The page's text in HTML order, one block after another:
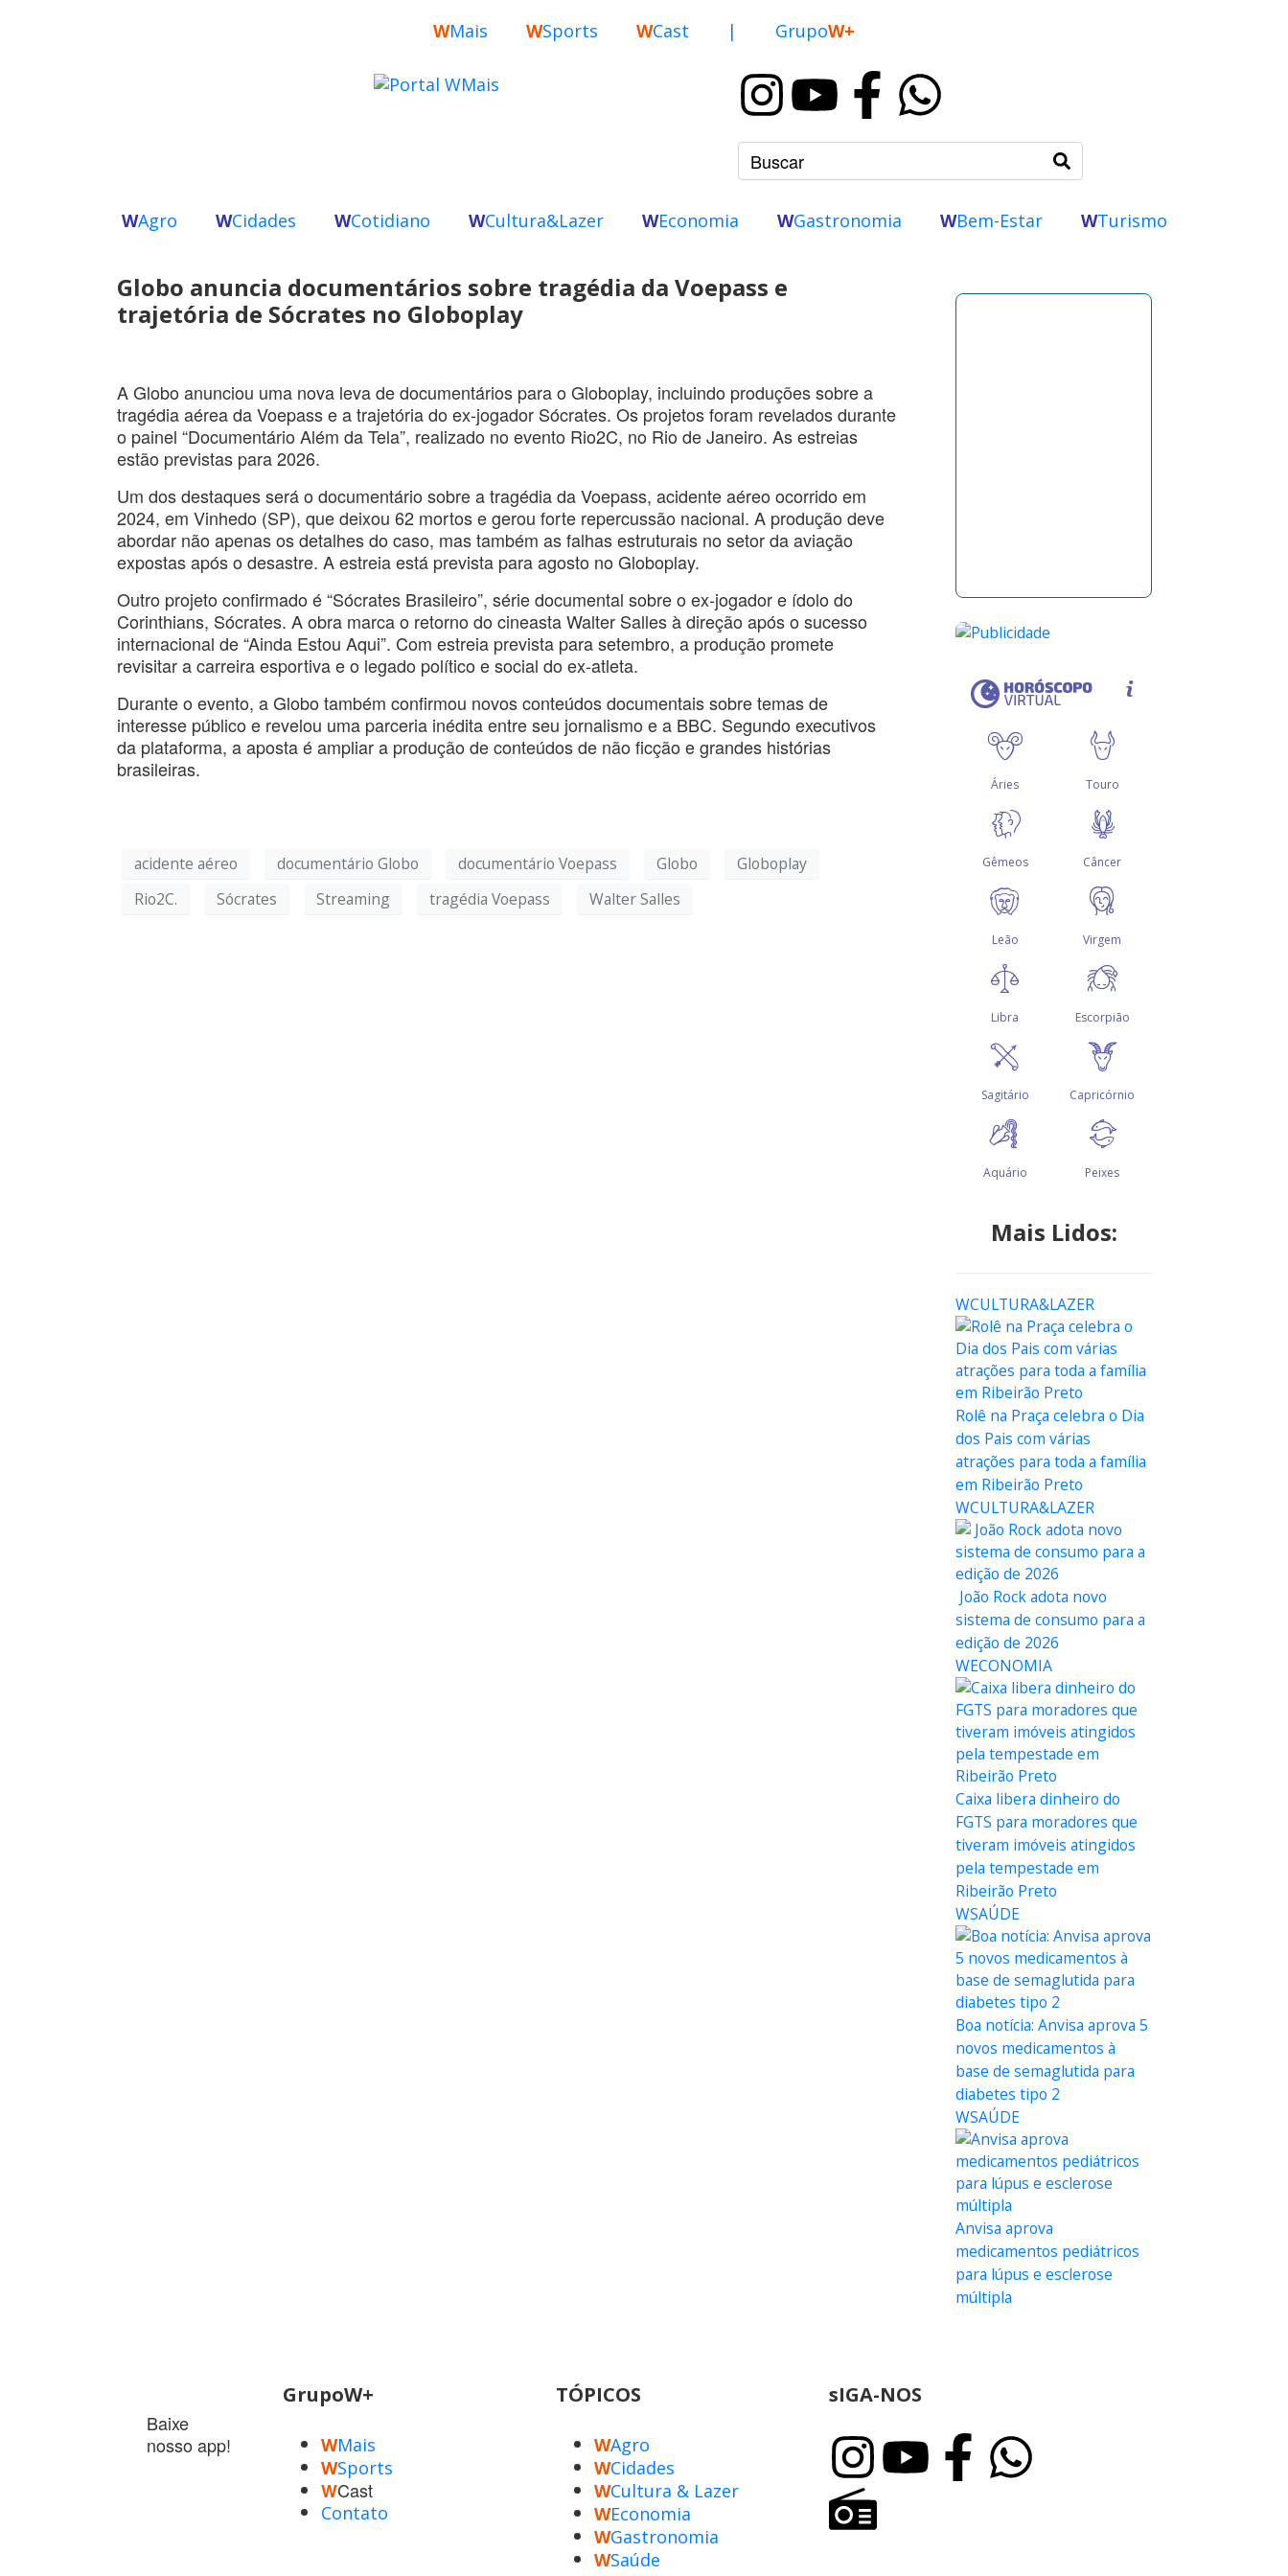
WMais WSports WCast | GrupoW+
WAgro WCidades WCotidiano WCultura&Lazer WEconomia WGastronomia WBem-Estar WTurismo
Globo anuncia documentários sobre tragédia da Voepass e
trajetória de Sócrates no Globoplay
A Globo anunciou uma nova leva de documentários para o Globoplay, incluindo produções sobre a
tragédia aérea da Voepass e a trajetória do ex-jogador Sócrates. Os projetos foram revelados durante
o painel “Documentário Além da Tela”, realizado no evento Rio2C, no Rio de Janeiro. As estreias
estão previstas para 2026.
Um dos destaques será o documentário sobre a tragédia da Voepass, acidente aéreo ocorrido em
2024, em Vinhedo (SP), que deixou 62 mortos e gerou forte repercussão nacional. A produção deve
abordar não apenas os detalhes do caso, mas também as falhas estruturais no setor da aviação
expostas após o desastre. A estreia está prevista para agosto no Globoplay.
Outro projeto confirmado é “Sócrates Brasileiro”, série documental sobre o ex-jogador e ídolo do
Corinthians, Sócrates. A obra marca o retorno do cineasta Walter Salles à direção após o sucesso
internacional de “Ainda Estou Aqui”. Com estreia prevista para setembro, a produção promete
revisitar a carreira esportiva e o legado político e social do ex-atleta.
Durante o evento, a Globo também confirmou novos conteúdos documentais sobre temas de
interesse público e revelou uma parceria inédita entre seu jornalismo e a BBC. Segundo executivos
da plataforma, a aposta é ampliar a produção de conteúdos de não ficção e grandes histórias
brasileiras.
acidente aéreo documentário Globo documentário Voepass Globo
Globoplay
Rio2C.
Sócrates Streaming tragédia Voepass Walter Salles
Mais Lidos:
WCULTURA&LAZER
Rolê na Praça celebra o Dia
dos Pais com várias
atrações para toda a família
em Ribeirão Preto
WCULTURA&LAZER
João Rock adota novo
sistema de consumo para a
edição de 2026
WECONOMIA
Caixa libera dinheiro do
FGTS para moradores que
tiveram imóveis atingidos
pela tempestade em
Ribeirão Preto
WSAÚDE
Boa notícia: Anvisa aprova 5
novos medicamentos à
base de semaglutida para
diabetes tipo 2
WSAÚDE
Anvisa aprova
medicamentos pediátricos
para lúpus e esclerose
múltipla
Baixe
nosso app!
GrupoW+
WMais
WSports
WCast
Contato
TÓPICOS
WAgro
WCidades
WCultura & Lazer
WEconomia
WGastronomia
WSaúde
sIGA-NOS